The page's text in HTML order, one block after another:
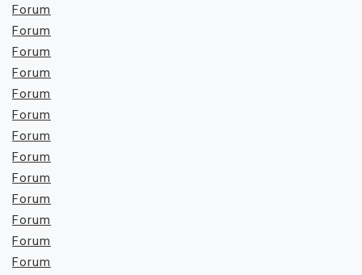
Forum
Forum
Forum
Forum
Forum
Forum
Forum
Forum
Forum
Forum
Forum
Forum
Forum